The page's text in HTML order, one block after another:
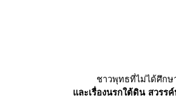
ชาวพุทธที่ไม่ได้ศึกษ
และเรื่องนรกใต้ดิน สวร